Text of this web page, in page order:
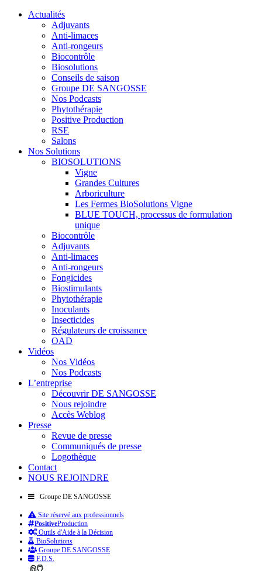
Actualités
Adjuvants
Anti-limaces
Anti-rongeurs
Biocontrôle
Biosolutions
Conseils de saison
Groupe DE SANGOSSE
Nos Podcasts
Phytothérapie
Positive Production
RSE
Salons
Nos Solutions
BIOSOLUTIONS
Vigne
Grandes Cultures
Arboriculture
Les Fermes BioSolutions Vigne
BLUE TOUCH, processus de formulation
unique
Biocontrôle
Adjuvants
Anti-limaces
Anti-rongeurs
Fongicides
Biostimulants
Phytothérapie
Inoculants
Insecticides
Régulateurs de croissance
OAD
Vidéos
Nos Vidéos
Nos Podcasts
L’entreprise
Découvrir DE SANGOSSE
Nous rejoindre
Accès Weblog
Presse
Revue de presse
Communiqués de presse
Logothèque
Contact
NOUS REJOINDRE
Groupe DE SANGOSSE
Site réservé aux professionnels
PositiveProduction
Outils d'Aide à la Décision
BioSolutions
Groupe DE SANGOSSE
F.D.S.